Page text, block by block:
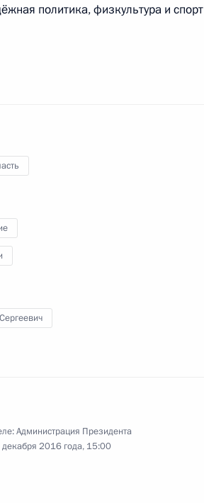
участие
политика, физкультура и спорт
Администрация Президента
2016 года, 15:00